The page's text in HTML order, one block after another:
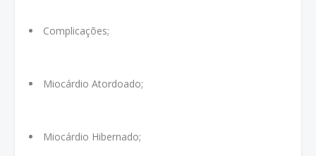
Complicações;
Miocárdio Atordoado;
Miocárdio Hibernado;